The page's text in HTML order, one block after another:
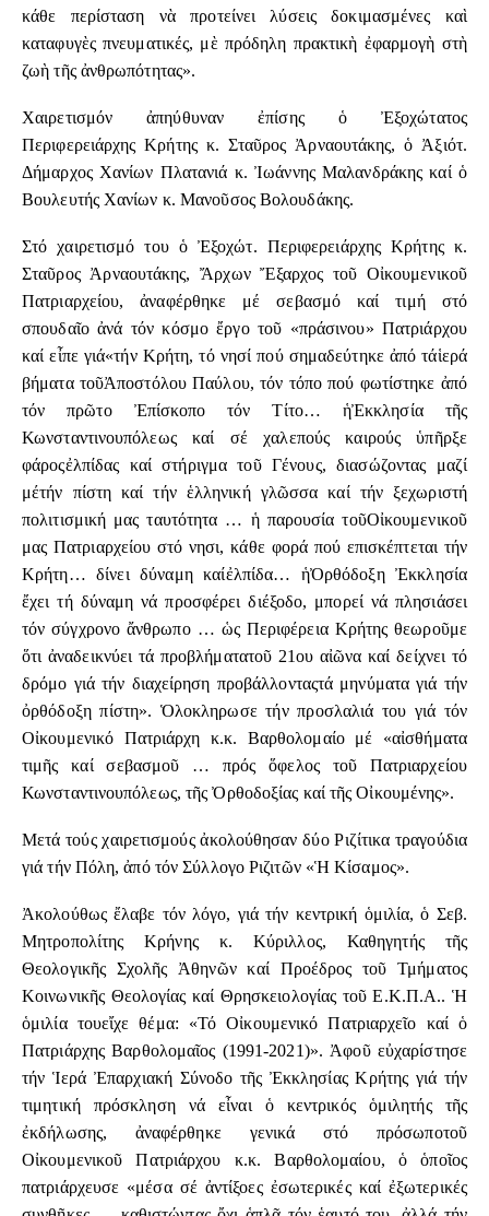
κάθε περίσταση νὰ προτείνει λύσεις δοκιμασμένες καὶ
καταφυγὲς πνευματικές, μὲ πρόδηλη πρακτικὴ ἐφαρμογὴ στὴ
ζωὴ τῆς ἀνθρωπότητας».
Χαιρετισμόν ἀπηύθυναν ἐπίσης ὁ Ἐξοχώτατος
Περιφερειάρχης Κρήτης κ. Σταῦρος Ἀρναουτάκης, ὁ Ἀξιότ.
Δήμαρχος Χανίων Πλατανιά κ. Ἰωάννης Μαλανδράκης καί ὁ
Βουλευτής Χανίων κ. Μανοῦσος Βολουδάκης.
Στό χαιρετισμό του ὁ Ἐξοχώτ. Περιφερειάρχης Κρήτης κ.
Σταῦρος Ἀρναουτάκης, Ἄρχων Ἔξαρχος τοῦ Οἰκουμενικοῦ
Πατριαρχείου, ἀναφέρθηκε μέ σεβασμό καί τιμή στό
σπουδαῖο ἀνά τόν κόσμο ἔργο τοῦ «πράσινου» Πατριάρχου
καί εἶπε γιά«τήν Κρήτη, τό νησί πού σημαδεύτηκε ἀπό τάἱερά
βήματα τοῦἈποστόλου Παύλου, τόν τόπο πού φωτίστηκε ἀπό
τόν πρῶτο Ἐπίσκοπο τόν Τίτο… ἡἘκκλησία τῆς
Κωνσταντινουπόλεως καί σέ χαλεπούς καιρούς ὑπῆρξε
φάροςἐλπίδας καί στήριγμα τοῦ Γένους, διασώζοντας μαζί
μέτήν πίστη καί τήν ἑλληνική γλῶσσα καί τήν ξεχωριστή
πολιτισμική μας ταυτότητα … ἡ παρουσία τοῦΟἰκουμενικοῦ
μας Πατριαρχείου στό νησι, κάθε φορά πού επισκέπτεται τήν
Κρήτη… δίνει δύναμη καίἐλπίδα… ἡὈρθόδοξη Ἐκκλησία
ἔχει τή δύναμη νά προσφέρει διέξοδο, μπορεί νά πλησιάσει
τόν σύγχρονο ἄνθρωπο … ὡς Περιφέρεια Κρήτης θεωροῦμε
ὅτι ἀναδεικνύει τά προβλήματατοῦ 21ου αἰῶνα καί δείχνει τό
δρόμο γιά τήν διαχείρηση προβάλλονταςτά μηνύματα γιά τήν
ὀρθόδοξη πίστη». Ὁλοκληρωσε τήν προσλαλιά του γιά τόν
Οἰκουμενικό Πατριάρχη κ.κ. Βαρθολομαίο μέ «αἰσθήματα
τιμῆς καί σεβασμοῦ … πρός ὅφελος τοῦ Πατριαρχείου
Κωνσταντινουπόλεως, τῆς Ὀρθοδοξίας καί τῆς Οἰκουμένης».
Μετά τούς χαιρετισμούς ἀκολούθησαν δύο Ριζίτικα τραγούδια
γιά τήν Πόλη, ἀπό τόν Σύλλογο Ριζιτῶν «Ἡ Κίσαμος».
Ἀκολούθως ἔλαβε τόν λόγο, γιά τήν κεντρική ὁμιλία, ὁ Σεβ.
Μητροπολίτης Κρήνης κ. Κύριλλος, Καθηγητής τῆς
Θεολογικῆς Σχολῆς Ἀθηνῶν καί Προέδρος τοῦ Τμήματος
Κοινωνικῆς Θεολογίας καί Θρησκειολογίας τοῦ Ε.Κ.Π.Α.. Ἡ
ὁμιλία τουεἴχε θέμα: «Τό Οἰκουμενικό Πατριαρχεῖο καί ὁ
Πατριάρχης Βαρθολομαῖος (1991-2021)». Ἀφοῦ εὐχαρίστησε
τήν Ἱερά Ἐπαρχιακή Σύνοδο τῆς Ἐκκλησίας Κρήτης γιά τήν
τιμητική πρόσκληση νά εἶναι ὁ κεντρικός ὁμιλητής τῆς
ἐκδήλωσης, ἀναφέρθηκε γενικά στό πρόσωποτοῦ
Οἰκουμενικοῦ Πατριάρχου κ.κ. Βαρθολομαίου, ὁ ὁποῖος
πατριάρχευσε «μέσα σέ ἀντίξοες ἐσωτερικές καί ἐξωτερικές